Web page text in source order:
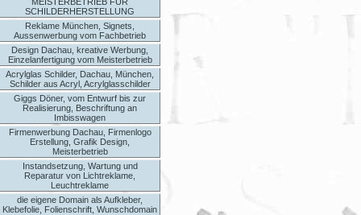
SCHILDERHERSTELLUNG
Reklame München, Signets,
Aussenwerbung vom Fachbetrieb
Design Dachau, kreative Werbung,
Einzelanfertigung vom Meisterbetrieb
Acrylglas Schilder, Dachau, München,
Schilder aus Acryl, Acrylglasschilder
Giggs Döner, vom Entwurf bis zur
Realisierung, Beschriftung an
Imbisswagen
Firmenwerbung Dachau, Firmenlogo
Erstellung, Grafik Design,
Meisterbetrieb
Instandsetzung, Wartung und
Reparatur von Lichtreklame,
Leuchtreklame
die eigene Domain als Aufkleber,
Klebefolie, Folienschrift, Wunschdomain